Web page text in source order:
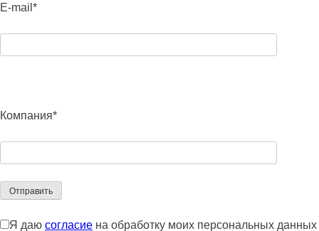
E-mail*
Компания*
Я даю согласие на обработку моих персональных данных